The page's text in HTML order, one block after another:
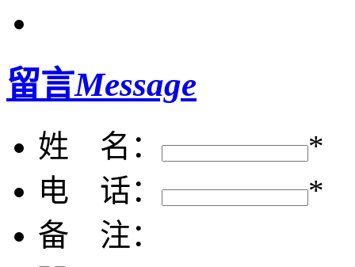
留言Message
姓 名：
*
电 话：
*
备 注：